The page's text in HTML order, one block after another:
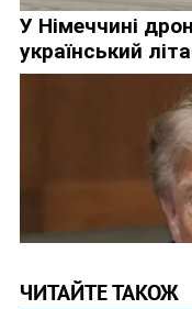
ЧИТАЙТЕ ТАКОЖ